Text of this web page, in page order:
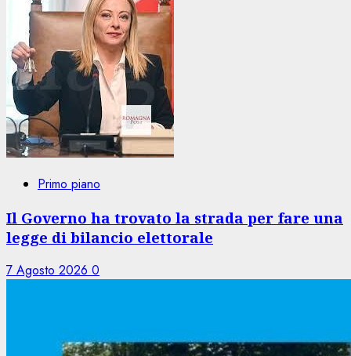
Primo piano
Il Governo ha trovato la strada per fare una
legge di bilancio elettorale
7 Agosto 2026 0